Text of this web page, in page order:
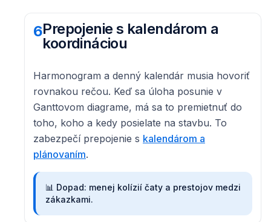
6Prepojenie s kalendárom a
koordináciou
Harmonogram a denný kalendár musia hovoriť
rovnakou rečou. Keď sa úloha posunie v
Ganttovom diagrame, má sa to premietnuť do
toho, koho a kedy posielate na stavbu. To
zabezpečí prepojenie s kalendárom a
plánovaním.
📊 Dopad: menej kolízií čaty a prestojov medzi
zákazkami.